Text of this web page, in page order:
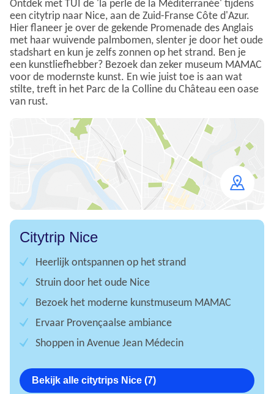
Ontdek met TUI de 'la perle de la Méditerranée' tijdens
een citytrip naar Nice, aan de Zuid-Franse Côte d'Azur.
Hier flaneer je over de gekende Promenade des Anglais
met haar wuivende palmbomen, slenter je door het oude
stadshart en kun je zelfs zonnen op het strand. Ben je
een kunstliefhebber? Bezoek dan zeker museum MAMAC
voor de modernste kunst. En wie juist toe is aan wat
stilte, treft in het Parc de la Colline du Château een oase
van rust.
map
Citytrip Nice
Heerlijk ontspannen op het strand
Struin door het oude Nice
Bezoek het moderne kunstmuseum MAMAC
Ervaar Provençaalse ambiance
Shoppen in Avenue Jean Médecin
Bekijk alle citytrips Nice (7)